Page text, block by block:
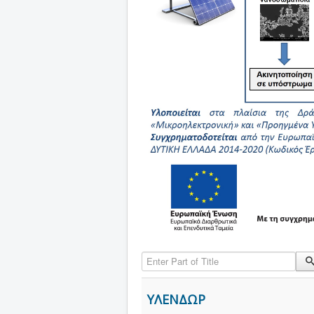
Enter Part of Title
ΥΛΕΝΔΩΡ